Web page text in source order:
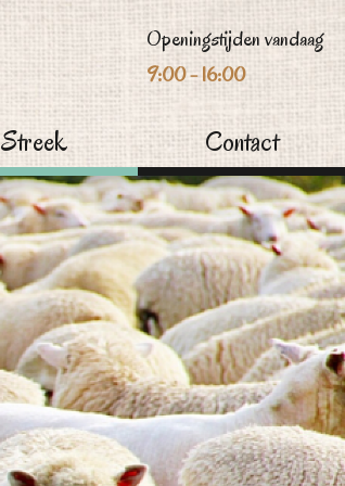
Streek Contact
Openingstijden vandaag
9:00 - 16:00